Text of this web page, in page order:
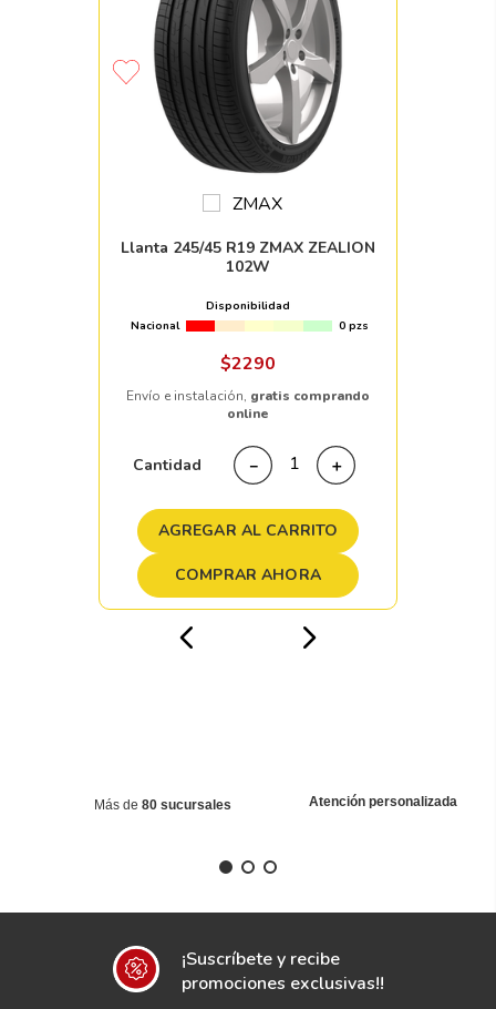
Llanta 245/45 R19 ZMAX ZEALION
102W
Disponibilidad
Nacional
0 pzs
$2290
Envío e instalación, gratis comprando
online
Cantidad ＋
－
AGREGAR AL CARRITO
COMPRAR AHORA
Más de 80 sucursales Atención personalizada
¡Suscríbete y recibe
promociones exclusivas!!